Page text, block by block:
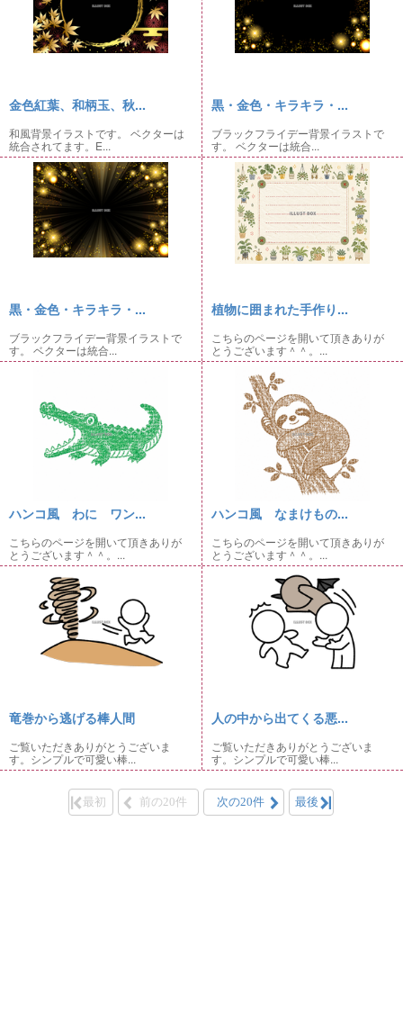
金色紅葉、和柄玉、秋...
和風背景イラストです。 ベクターは
統合されてます。E...
黒・金色・キラキラ・...
ブラックフライデー背景イラストで
す。 ベクターは統合...
黒・金色・キラキラ・...
ブラックフライデー背景イラストで
す。 ベクターは統合...
植物に囲まれた手作り...
こちらのページを開いて頂きありが
とうございます＾＾。...
ハンコ風 わに ワン...
こちらのページを開いて頂きありが
とうございます＾＾。...
ハンコ風 なまけもの...
こちらのページを開いて頂きありが
とうございます＾＾。...
竜巻から逃げる棒人間
ご覧いただきありがとうございま
す。シンプルで可愛い棒...
人の中から出てくる悪...
ご覧いただきありがとうございま
す。シンプルで可愛い棒...
最初 前の20件 次の20件 最後